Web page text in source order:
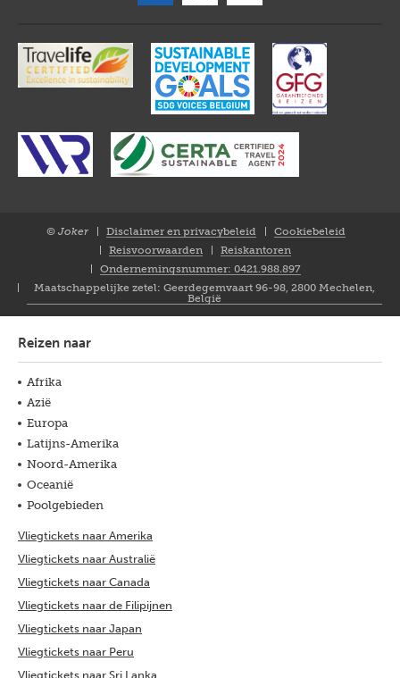
© Joker
Disclaimer en privacybeleid
Cookiebeleid
Reisvoorwaarden
Reiskantoren
Ondernemingsnummer: 0421.988.897
Maatschappelijke zetel: Geerdegemvaart 96-98, 2800 Mechelen,
België
Reizen naar
Afrika
Azië
Europa
Latijns-Amerika
Noord-Amerika
Oceanië
Poolgebieden
Vliegtickets naar Amerika
Vliegtickets naar Australië
Vliegtickets naar Canada
Vliegtickets naar de Filipijnen
Vliegtickets naar Japan
Vliegtickets naar Peru
Vliegtickets naar Sri Lanka